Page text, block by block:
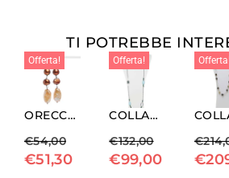
TI POTREBBE
Offerta!
ORECCHINI IN PERLE MARRONI ED ARGENTO
€54,00
€51,30
Offerta!
COLLANA LUNGA IN QUARZO AZZURRO ED AGATA MUSCHIATA, CON EMATITE
€132,00
€99,00
Offerta!
€
€